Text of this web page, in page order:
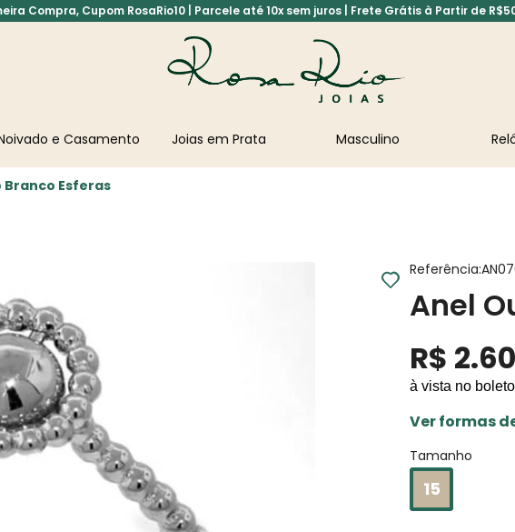
Compra, Cupom RosaRio10 | Parcele até 10x sem juros | Frete Grátis à Partir de
e Casamento Joias em Prata Masculino
Branco Esferas
Referência:
Anel
R$ 2.
à vista no
Ver formas
Tamanho
15